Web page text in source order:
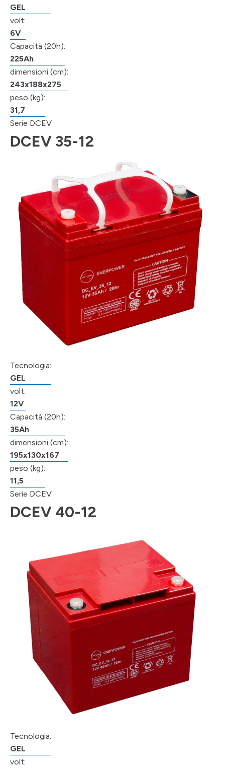
GEL
volt:
6V
Capacità (20h):
225Ah
dimensioni (cm):
243x188x275
peso (kg):
31,7
Serie DCEV
DCEV 35-12
Tecnologia:
GEL
volt:
12V
Capacità (20h):
35Ah
dimensioni (cm):
195x130x167
peso (kg):
11,5
Serie DCEV
DCEV 40-12
Tecnologia:
GEL
volt: